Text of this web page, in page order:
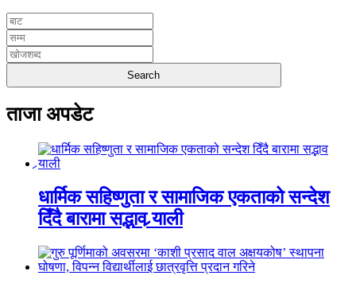
ताजा अपडेट
धार्मिक सहिष्णुता र सामाजिक एकताको सन्देश
दिँदै बारामा सद्भाव र्‍याली